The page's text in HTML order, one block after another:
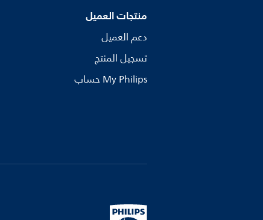
منتجات العميل
دعم العميل
تسجيل المنتج
My Philips حساب